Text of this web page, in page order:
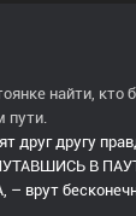
найти, кто
пути.
друг другу
В
врут